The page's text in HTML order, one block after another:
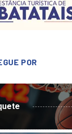
POR